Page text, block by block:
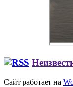
Сайт работает на